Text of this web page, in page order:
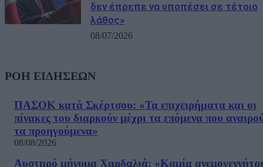
δεν έπρεπε να υποπέσει σε τέτοιο
λάθος»
08/07/2026
ΡΟΗ ΕΙΔΗΣΕΩΝ
ΠΑΣΟΚ κατά Σκέρτσου: «Τα επιχειρήματα και οι
πίνακες του διαρκούν μέχρι τα επόμενα που
τα προηγούμενα»
08/08/2026
Αυστηρό μήνυμα Χαρδαλιά: «Καμία